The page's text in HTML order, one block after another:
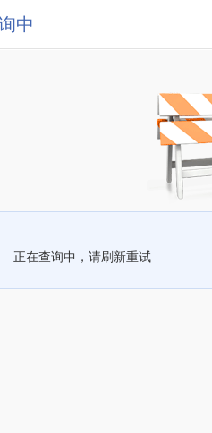
中
正在查询中，请刷新重试